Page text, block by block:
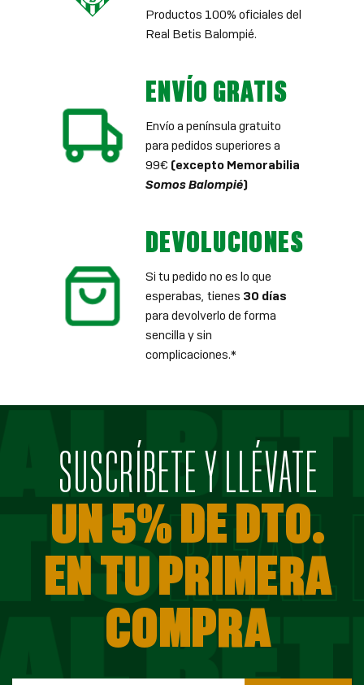
Productos 100% oficiales del
Real Betis Balompié.
ENVÍO GRATIS
Envío a península gratuito
para pedidos superiores a
99€ (excepto Memorabilia
Somos Balompié)
DEVOLUCIONES
Si tu pedido no es lo que
esperabas, tienes 30 días
para devolverlo de forma
sencilla y sin
complicaciones.*
SUSCRÍBETE Y LLÉVATE
UN 5% DE DTO.
EN TU PRIMERA
COMPRA